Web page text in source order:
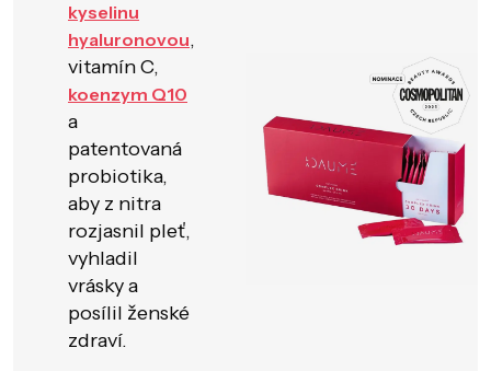
kyselinu
hyaluronovou,
vitamín C,
koenzym Q10
a
patentovaná
probiotika,
aby z nitra
rozjasnil pleť,
vyhladil
vrásky a
posílil ženské
zdraví.